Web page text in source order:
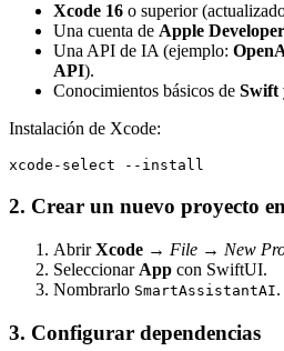
Xcode 16 o superior
Una cuenta de Apple Developer
Una API de IA (ejemplo:
API).
Conocimientos básicos de Swift
Instalación de Xcode:
xcode-select --install
2. Crear un nuevo proyecto
AbrirXcode → File → New
Seleccionar App con SwiftUI.
Nombrarlo SmartAssistantAI.
3. Configurar dependencias